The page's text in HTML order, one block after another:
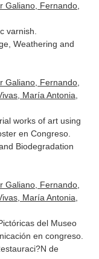
Galiano, Fernando,
varnish.
Weathering and
Galiano, Fernando,
María Antonia,
works of art using
en Congreso.
Biodegradation
Galiano, Fernando,
María Antonia,
del Museo
en congreso.
de